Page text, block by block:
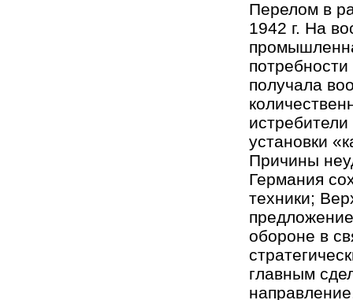
Перелом в
1942 г. На
получала
установки
Причины
Германия
техники;
обороне в
главным